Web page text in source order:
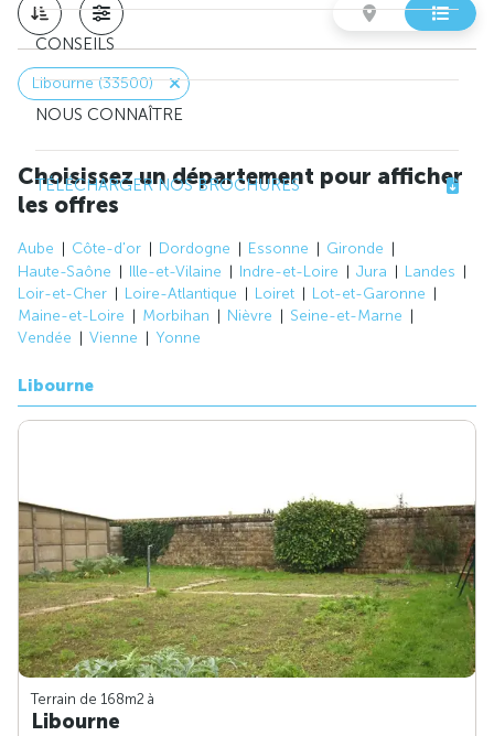
CONSEILS
NOUS CONNAÎTRE
TÉLÉCHARGER NOS BROCHURES
Libourne (33500)
Choisissez un département pour afficher
les offres
Aube Côte-d'or Dordogne Essonne
Gironde
Haute-Saône
Ille-et-Vilaine Indre-et-Loire Jura
Landes
Loir-et-Cher
Loire-Atlantique Loiret
Lot-et-Garonne
Maine-et-Loire
Morbihan Nièvre
Seine-et-Marne
Vendée
Vienne Yonne
Libourne
Terrain de 168m2 à
Libourne